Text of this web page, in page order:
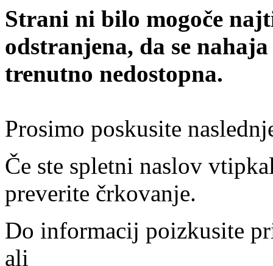
Strani ni bilo mogoče
odstranjena, da se
trenutno nedostopna.
Prosimo poskusite
Če ste spletni naslov
preverite črkovanje.
Do informacij poizkusite
ali